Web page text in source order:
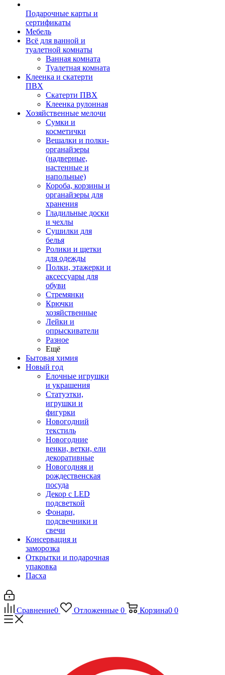
Подарочные карты и
сертификаты
Мебель
Всё для ванной и
туалетной комнаты
Ванная комната
Туалетная комната
Клеенка и скатерти
ПВХ
Скатерти ПВХ
Клеенка рулонная
Хозяйственные мелочи
Сумки и
косметички
Вешалки и полки-
органайзеры
(надверные,
настенные и
напольные)
Короба, корзины и
органайзеры для
хранения
Гладильные доски
и чехлы
Сушилки для
белья
Ролики и щетки
для одежды
Полки, этажерки и
аксессуары для
обуви
Стремянки
Крючки
хозяйственные
Лейки и
опрыскиватели
Разное
Ещё
Бытовая химия
Новый год
Елочные игрушки
и украшения
Статуэтки,
игрушки и
фигурки
Новогодний
текстиль
Новогодние
венки, ветки, ели
декоративные
Новогодняя и
рождественская
посуда
Декор с LED
подсветкой
Фонари,
подсвечники и
свечи
Консервация и
заморозка
Открытки и подарочная
упаковка
Пасха
Сравнение0 Отложенные 0 Корзина0 0